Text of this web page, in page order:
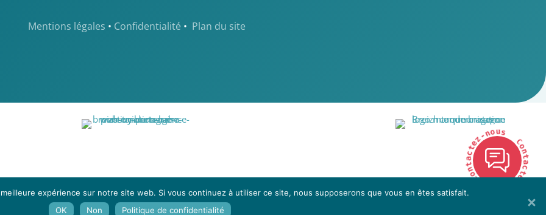
C
C
o o
n
n
t
t
a
a
c
c
tez-nous
Mentions légales • Confidentialité• Plan du site
expérience sur notre site web. Si vous continuez à utiliser ce site, nous supposerons que vous en êtes satisfait.
OK
Non Politique de confidentialité